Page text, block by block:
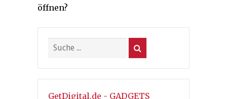
öffnen?
GetDigital.de - GADGETS